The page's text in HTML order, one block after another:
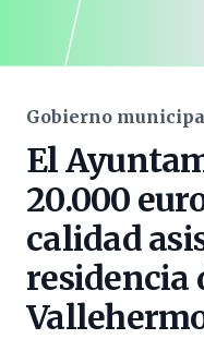
Gobierno
El
20.000
calidad
residencia